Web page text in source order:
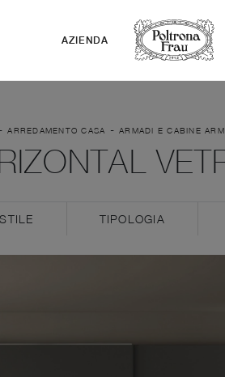
AZIENDA
-ARREDAMENTO CASA - ARMADI E CABINE
STILE TIPOLOGIA